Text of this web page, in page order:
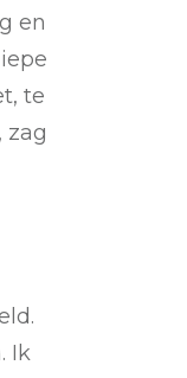
en
te
zag
Ik